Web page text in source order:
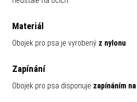
Materiál
Obojek pro psa je vyrobený z nylonu.
Zapínání
Obojek pro psa disponuje zapínáním